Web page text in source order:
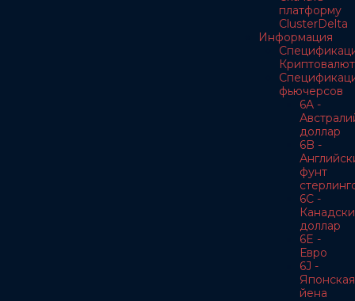
платформу
ClusterDelta
Информация
Криптовалют
фьючерсов
6A -
доллар
6B -
фунт
6C -
доллар
6E -
Евро
6J -
Японская
йена